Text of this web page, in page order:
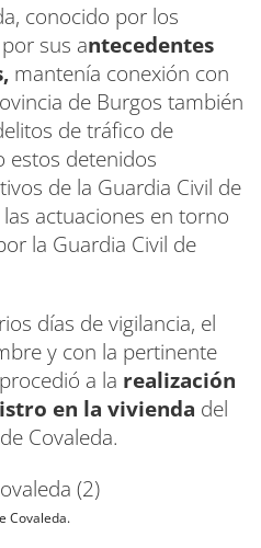
conocido por los
sus antecedentes
mantenía conexión con
de Burgos también
de tráfico de
estos detenidos
de la Guardia Civil de
actuaciones en torno
la Guardia Civil de
días de vigilancia, el
y con la pertinente
a la realización
en la vivienda del
Covaleda.
Covaleda.